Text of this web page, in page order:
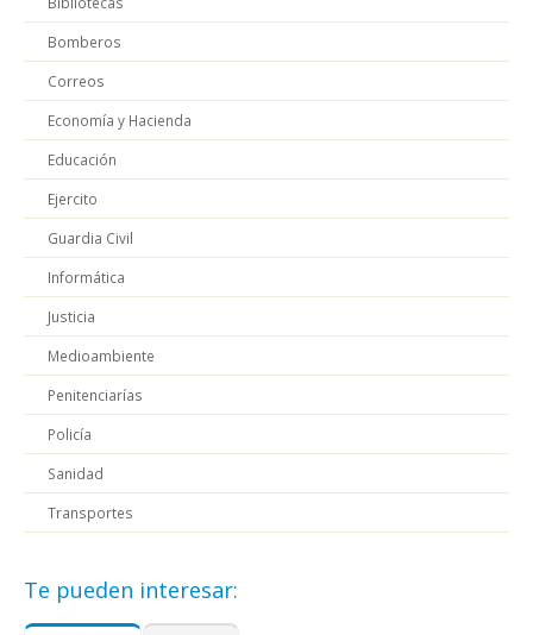
Bomberos
Correos
Economía y Hacienda
Educación
Ejercito
Guardia Civil
Informática
Justicia
Medioambiente
Penitenciarías
Policía
Sanidad
Transportes
Te pueden interesar: